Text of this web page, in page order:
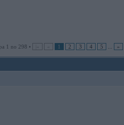
1 no 298 • |« « 1 2 3 4 5 »